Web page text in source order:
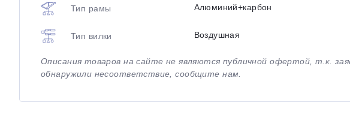
Тип рамы Алюминий+карбон
Тип вилки Воздушная
Описания товаров на сайте не являются публичной офертой, т.к.
обнаружили несоответствие, сообщите нам.